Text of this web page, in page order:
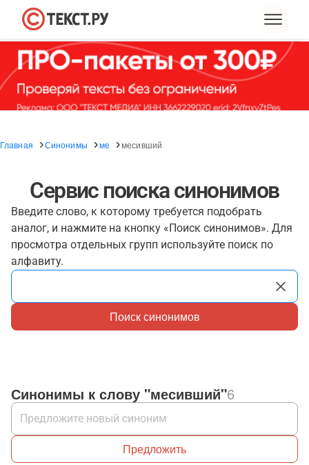
Главная Синонимы ме месивший
Сервис поиска синонимов
Введите слово, к которому требуется подобрать
аналог, и нажмите на кнопку «Поиск синонимов». Для
просмотра отдельных групп используйте поиск по
алфавиту.
Поиск синонимов
Синонимы к слову "месивший"6
Предложить